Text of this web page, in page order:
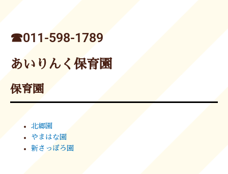
☎︎011-598-1789
あいりんく保育園
保育園
北郷園
やまはな園
新さっぽろ園